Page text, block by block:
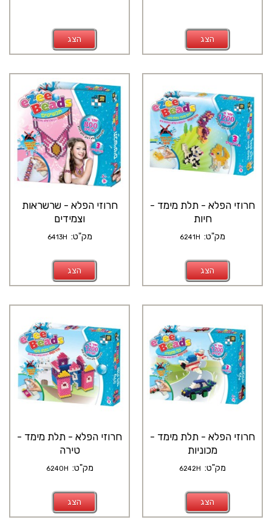
הצג הצג
חרוזי הפלא - שרשראות
וצמידים
מק"ט: 6413H
הצג
חרוזי הפלא - תלת מימד -
חיות
מק"ט: 6241H
הצג
חרוזי הפלא - תלת מימד -
טירה
מק"ט: 6240H
הצג
חרוזי הפלא - תלת מימד -
מכוניות
מק"ט: 6242H
הצג